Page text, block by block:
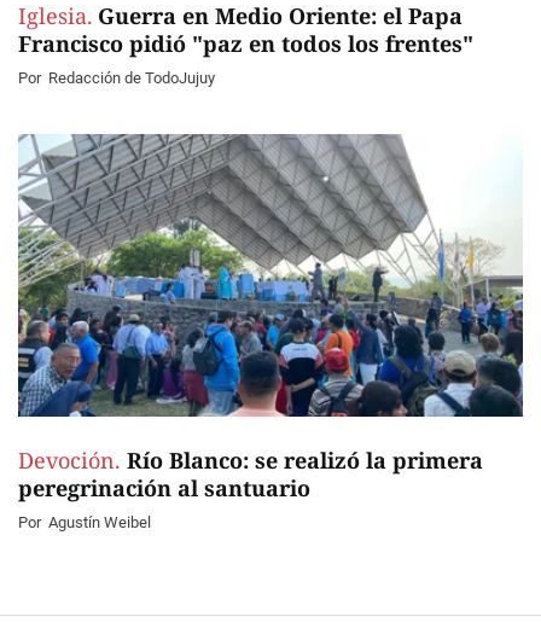
Iglesia. Guerra en Medio Oriente: el Papa
Francisco pidió "paz en todos los frentes"
Por Redacción de TodoJujuy
Devoción. Río Blanco: se realizó la primera
peregrinación al santuario
Por Agustín Weibel